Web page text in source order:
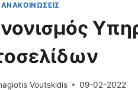
Voutskidis 09-02-2022